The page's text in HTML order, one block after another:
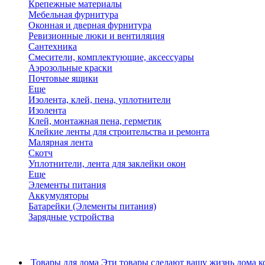
Крепежные материалы
Мебельная фурнитура
Оконная и дверная фурнитура
Ревизионные люки и вентиляция
Сантехника
Смесители, комплектующие, аксессуары
Аэрозольные краски
Почтовые ящики
Еще
Изолента, клей, пена, уплотнители
Изолента
Клей, монтажная пена, герметик
Клейкие ленты для строительства и ремонта
Малярная лента
Скотч
Уплотнители, лента для заклейки окон
Еще
Элементы питания
Аккумуляторы
Батарейки (Элементы питания)
Зарядные устройства
Товары для дома Эти товары сделают вашу жизнь дома